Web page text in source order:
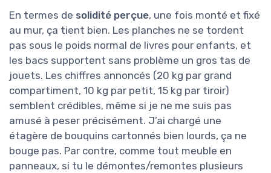
En termes de solidité perçue, une fois monté et fixé
au mur, ça tient bien. Les planches ne se tordent
pas sous le poids normal de livres pour enfants, et
les bacs supportent sans problème un gros tas de
jouets. Les chiffres annoncés (20 kg par grand
compartiment, 10 kg par petit, 15 kg par tiroir)
semblent crédibles, même si je ne me suis pas
amusé à peser précisément. J’ai chargé une
étagère de bouquins cartonnés bien lourds, ça ne
bouge pas. Par contre, comme tout meuble en
panneaux, si tu le démontes/remontes plusieurs